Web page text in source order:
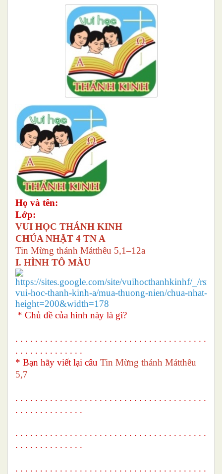
Họ và tên:
Lớp:
VUI HỌC THÁNH KINH
CHÚA NHẬT 4 TN A
Tin Mừng thánh Mátthêu 5,1–12a
I. HÌNH TÔ MÀU
* Chủ đề của hình này là gì?
. . . . . . . . . . . . . . . . . . . . . . . . . . . . . . . . . . . . . . .
. . . . . . . . . . . . . .
* Bạn hãy viết lại câu Tin Mừng thánh Mátthêu
5,7
. . . . . . . . . . . . . . . . . . . . . . . . . . . . . . . . . . . . . . .
. . . . . . . . . . . . . .
. . . . . . . . . . . . . . . . . . . . . . . . . . . . . . . . . . . . . . .
. . . . . . . . . . . . . .
. . . . . . . . . . . . . . . . . . . . . . . . . . . . . . . . . . . . . . .